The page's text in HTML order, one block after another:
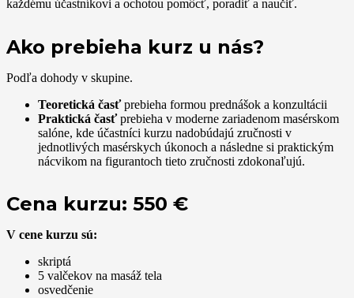
každému účastníkovi a ochotou pomôcť, poradiť a naučiť.
Ako prebieha kurz u nás?
Podľa dohody v skupine.
Teoretická časťprebieha formou prednášok a konzultácii
Praktická časťprebieha v moderne zariadenom masérskom
salóne, kde účastníci kurzu nadobúdajú zručnosti v
jednotlivých masérskych úkonoch a následne si praktickým
nácvikom na figurantoch tieto zručnosti zdokonaľujú.
Cena kurzu: 550 €
V cene kurzu sú:
skriptá
5 valčekov na masáž tela
osvedčenie